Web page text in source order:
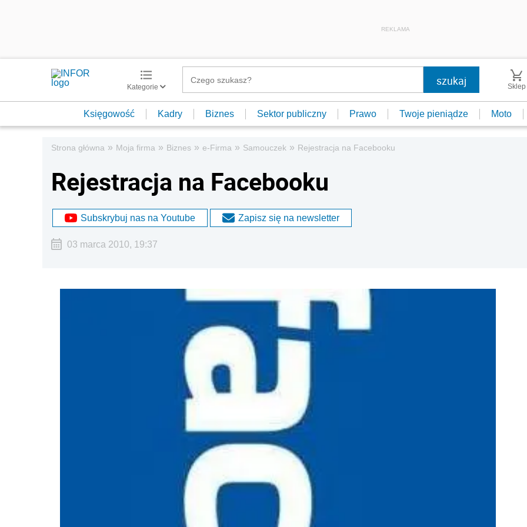
REKLAMA
Kategorie Sklep
Księgowość Kadry Biznes Sektor publiczny Prawo Twoje pieniądze Moto
Strona główna » Moja firma » Biznes » e-Firma » Samouczek » Rejestracja na Facebooku
Rejestracja na Facebooku
Subskrybuj nas na Youtube Zapisz się na newsletter
03 marca 2010, 19:37